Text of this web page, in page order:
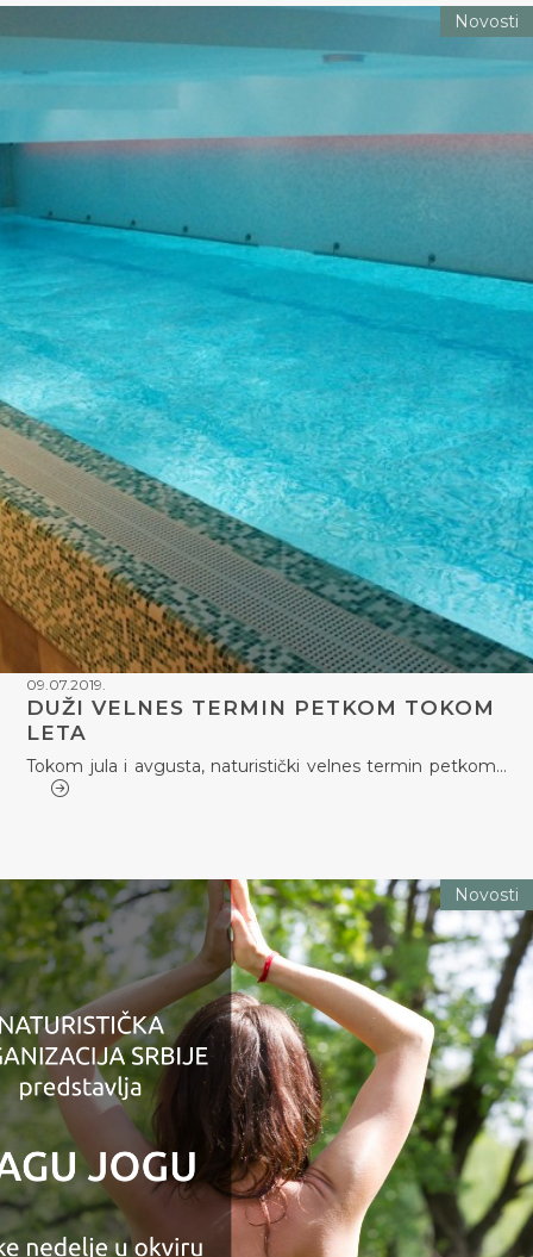
Novosti
09.07.2019.
DUŽI VELNES TERMIN PETKOM TOKOM
LETA
Tokom jula i avgusta, naturistički velnes termin petkom…
Novosti